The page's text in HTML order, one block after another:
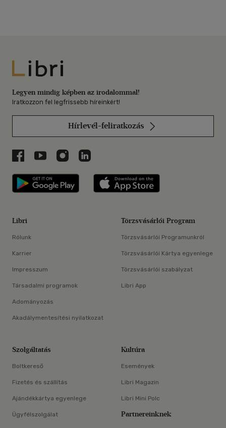
Libri
Legyen mindig képben az irodalommal!
Iratkozzon fel legfrissebb híreinkért!
Hírlevél-feliratkozás
Libri a Facebookon
Libri a Youtube-on
Libri az Instagramon
Libri a LinkedInen
Libri applikáció Szerezd meg: Google
Libri
Rólunk
Karrier
Impresszum
Társadalmi programok
Adományozás
Akadálymentesítési nyilatkozat
Törzsvásárlói Program
Törzsvásárlói Programunkról
Törzsvásárlói Kártya egyenlege
Törzsvásárlói szabályzat
Libri App
Szolgáltatás
Boltkereső
Fizetés és szállítás
Ajándékkártya egyenlege
Ügyfélszolgálat
Kultúra
Események
Libri Magazin
Libri Mini Polc
Partnereinknek